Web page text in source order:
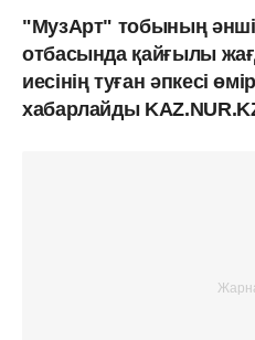
"МузАрт" тобының
отбасында қайғылы
иесінің туған әпкесі
хабарлайды